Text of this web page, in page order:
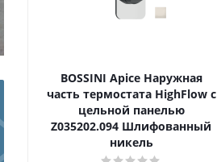
BOSSINI Apice Наружная
часть термостата HighFlow с
цельной панелью
Z035202.094 Шлифованный
никель